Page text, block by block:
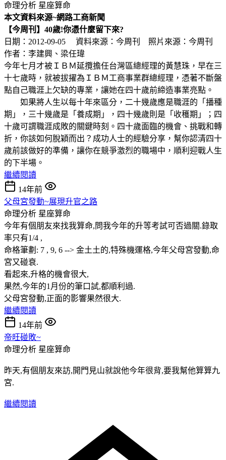
命理分析 星座算命
本文資料來源~網路工商新聞
【今周刊】40歲!你憑什麼留下來?
日期：2012-09-05 資料來源：今周刊 照片來源：今周刊
作者：李建興、梁任瑋
今年七月才被ＩＢＭ延攬擔任台灣區總經理的黃慧珠，早在三
十七歲時，就被拔擢為ＩＢＭ工商事業群總經理，憑著不斷盤
點自己職涯上欠缺的專業，讓她在四十歲前締造事業亮點。
如果將人生以每十年來區分，二十幾歲應是職涯的「播種
期」，三十幾歲是「養成期」，四十幾歲則是「收穫期」；四
十歲可謂職涯成敗的關鍵時刻。四十歲面臨的機會、挑戰和轉
折，你該如何脫穎而出？成功人士的經驗分享，幫你認清四十
歲前該做好的準備，讓你在競爭激烈的職場中，順利迎戰人生
的下半場。
繼續閱讀
14年前
父母宮發動~展現升官之路
命理分析 星座算命
今年有個朋友來找我算命,問我今年的升等考試可否過關.錄取
率只有1/4 ,
命格筆劃: 7 , 9, 6 --> 金土土的,特殊機運格,今年父母宮發動,命
宮又碰衰.
看起來,升格的機會很大,
果然,今年的1月份的筆口試,都順利過.
父母宮發動,正面的影響果然很大.
繼續閱讀
14年前
帝旺碰敗~
命理分析 星座算命
昨天,有個朋友來訪,開門見山就說他今年很背,要我幫他算算九
宮.
繼續閱讀